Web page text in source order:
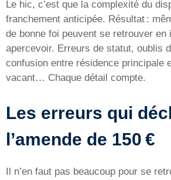
Le hic, c’est que la complexité du
franchement anticipée. Résultat :
de bonne foi peuvent se retrouver en
apercevoir. Erreurs de statut, oublis
confusion entre résidence principale
vacant… Chaque détail compte.
Les erreurs qui
l’amende de 150 €
Il n’en faut pas beaucoup pour se